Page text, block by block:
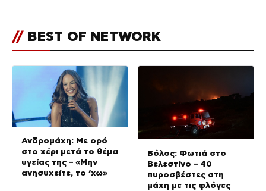
// BEST OF NETWORK
Ανδρομάχη: Με ορό
στο χέρι μετά το θέμα
υγείας της – «Μην
ανησυχείτε, το ‘χω»
Βόλος: Φωτιά στο
Βελεστίνο – 40
πυροσβέστες στη
μάχη με τις φλόγες